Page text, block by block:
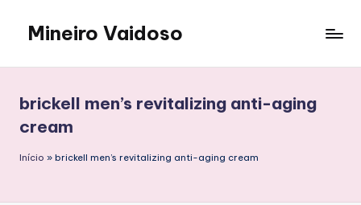
content
Mineiro Vaidoso
Autocuidado
e
Resenhas
brickell men’s revitalizing anti-aging
cream
Início » brickell men’s revitalizing anti-aging cream